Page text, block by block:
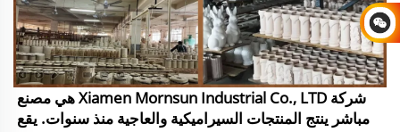
شركة Xiamen Mornsun Industrial Co., LTD هي مصنع
مباشر ينتج المنتجات السيراميكية والعاجية منذ سنوات. يقع